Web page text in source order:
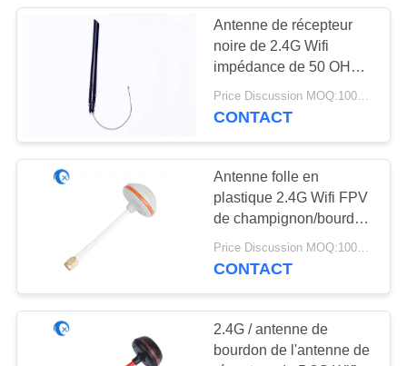
NOUVELLES
VR
PRIVACY
Antenne de station
de base de fibre de
verre
82
Antenne d'hélium
Antenne de récepteur
noire de 2.4G Wifi
impédance de 50 OHMS
avec le connecteur
d'IPEX
CONTACT
Antenne folle en
plastique 2.4G Wifi FPV
de champignon/bourdon
d'UAV pour le véhicule
Price Discussion MOQ:100PCS
CONTACT
2.4G / antenne de
bourdon de l'antenne de